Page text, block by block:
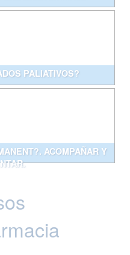
PALIATIVOS?
ACOMPAÑAR Y